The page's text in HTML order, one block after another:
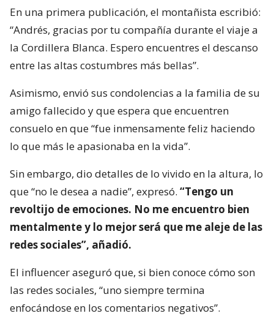
En una primera publicación, el montañista escribió:
“Andrés, gracias por tu compañía durante el viaje a
la Cordillera Blanca. Espero encuentres el descanso
entre las altas costumbres más bellas”.
Asimismo, envió sus condolencias a la familia de su
amigo fallecido y que espera que encuentren
consuelo en que “fue inmensamente feliz haciendo
lo que más le apasionaba en la vida”.
Sin embargo, dio detalles de lo vivido en la altura, lo
que “no le desea a nadie”, expresó. “Tengo un
revoltijo de emociones. No me encuentro bien
mentalmente y lo mejor será que me aleje de las
redes sociales”, añadió.
El influencer aseguró que, si bien conoce cómo son
las redes sociales, “uno siempre termina
enfocándose en los comentarios negativos”.